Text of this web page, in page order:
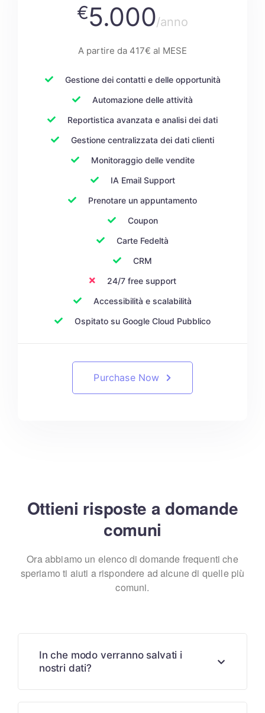
€5.000/anno
A partire da 417€ al MESE
Gestione dei contatti e delle opportunità
Automazione delle attività
Reportistica avanzata e analisi dei dati
Gestione centralizzata dei dati clienti
Monitoraggio delle vendite
IA Email Support
Prenotare un appuntamento
Coupon
Carte Fedeltà
CRM
24/7 free support
Accessibilità e scalabilità
Ospitato su Google Cloud Pubblico
Purchase Now
Ottieni risposte a domande
comuni
Ora abbiamo un elenco di domande frequenti che
speriamo ti aiuti arispondere ad alcune di quelle più
comuni.
In che modo verranno salvati i
nostri dati?